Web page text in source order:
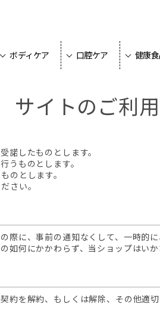
ボディケア 口腔ケア 健康
サイトのご利
諾したものとします。
うものとします。
のとします。
さい。
際に、事前の通知なくして、一時的
何にかかわらず、当ショップはいか
を解約、もしくは解除、その他適